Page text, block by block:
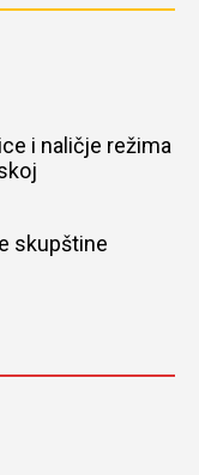
i naličje režima
skupštine